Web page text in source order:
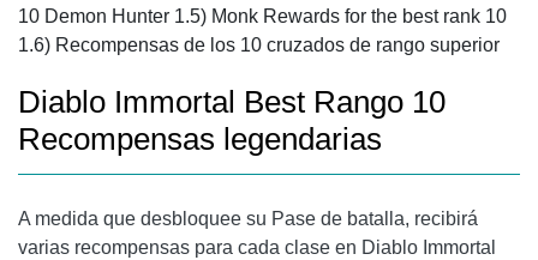
10 Demon Hunter 1.5) Monk Rewards for the best rank 10
1.6) Recompensas de los 10 cruzados de rango superior
Diablo Immortal Best Rango 10
Recompensas legendarias
A medida que desbloquee su Pase de batalla, recibirá
varias recompensas para cada clase en Diablo Immortal